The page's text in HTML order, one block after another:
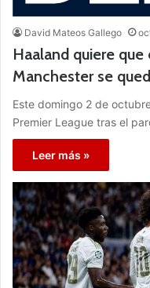
David Mateos Gallego
Haaland quiere
Manchester se
Este domingo 2 de
Premier League tras el
Leer más »